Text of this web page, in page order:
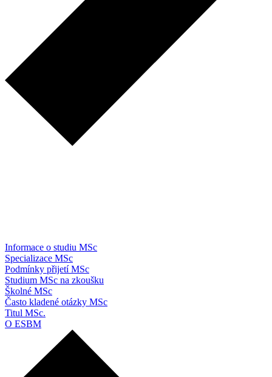
Informace o studiu MSc
Specializace MSc
Podmínky přijetí MSc
Studium MSc na zkoušku
Školné MSc
Často kladené otázky MSc
Titul MSc.
O ESBM